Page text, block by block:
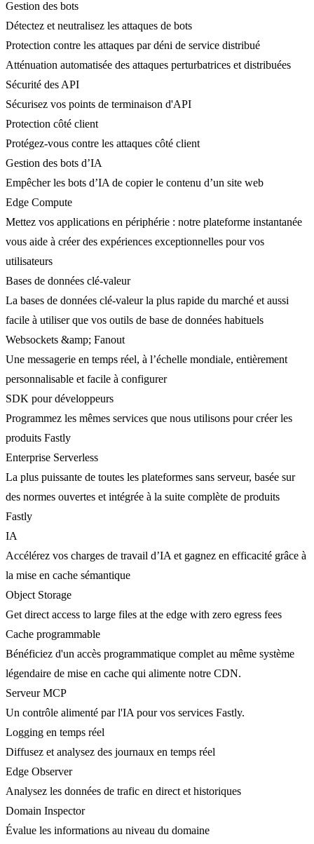
Gestion des bots
Détectez et neutralisez les attaques de bots
Protection contre les attaques par déni de service distribué
Atténuation automatisée des attaques perturbatrices et distribuées
Sécurité des API
Sécurisez vos points de terminaison d'API
Protection côté client
Protégez-vous contre les attaques côté client
Gestion des bots d’IA
Empêcher les bots d’IA de copier le contenu d’un site web
Edge Compute
Mettez vos applications en périphérie : notre plateforme instantanée
vous aide à créer des expériences exceptionnelles pour vos
utilisateurs
Bases de données clé-valeur
La bases de données clé-valeur la plus rapide du marché et aussi
facile à utiliser que vos outils de base de données habituels
Websockets &amp; Fanout
Une messagerie en temps réel, à l’échelle mondiale, entièrement
personnalisable et facile à configurer
SDK pour développeurs
Programmez les mêmes services que nous utilisons pour créer les
produits Fastly
Enterprise Serverless
La plus puissante de toutes les plateformes sans serveur, basée sur
des normes ouvertes et intégrée à la suite complète de produits
Fastly
IA
Accélérez vos charges de travail d’IA et gagnez en efficacité grâce à
la mise en cache sémantique
Object Storage
Get direct access to large files at the edge with zero egress fees
Cache programmable
Bénéficiez d'un accès programmatique complet au même système
légendaire de mise en cache qui alimente notre CDN.
Serveur MCP
Un contrôle alimenté par l'IA pour vos services Fastly.
Logging en temps réel
Diffusez et analysez des journaux en temps réel
Edge Observer
Analysez les données de trafic en direct et historiques
Domain Inspector
Évalue les informations au niveau du domaine